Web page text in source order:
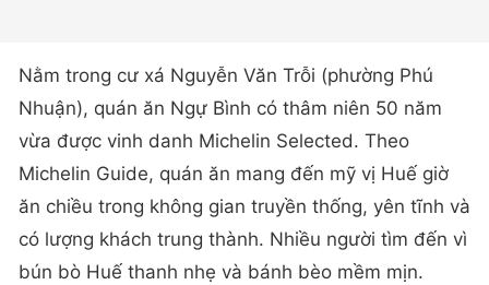
Nằm trong cư xá Nguyễn Văn Trỗi (phường Phú
Nhuận), quán ăn Ngự Bình có thâm niên 50 năm
vừa được vinh danh Michelin Selected. Theo
Michelin Guide, quán ăn mang đến mỹ vị Huế giờ
ăn chiều trong không gian truyền thống, yên tĩnh và
có lượng khách trung thành. Nhiều người tìm đến vì
bún bò Huế thanh nhẹ và bánh bèo mềm mịn.